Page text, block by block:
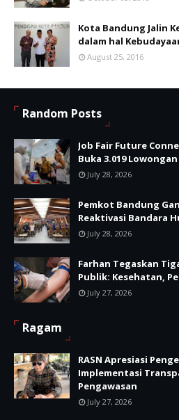
Kota Bandung Jalin
dalam hal
August 25, 2016
Random Posts
Job Fair Future
Buka 3.019
July 28, 2026
Pemkot Bandung
Reaktivasi Bandara
July 28, 2026
Farhan Tegaskan
Publik: Kesehatan,
July 27, 2026
Ragam
RASN Apresiasi
Implementasi
Pengawasan
July 27, 2026